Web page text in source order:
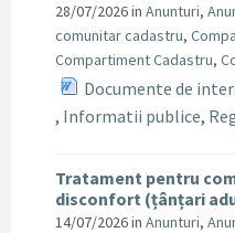
28/07/2026in Anunturi,
comunitar cadastru,
Compartiment Cadastru,
Documente de
, Informatii publice,
Tratament pentru
disconfort (țânțari
14/07/2026in Anunturi,